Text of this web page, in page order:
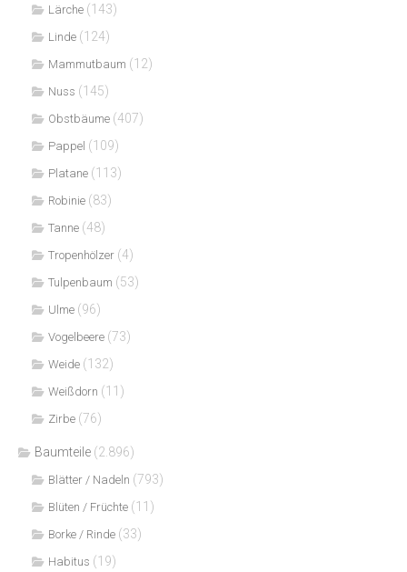
Lärche (143)
Linde (124)
Mammutbaum (12)
Nuss (145)
Obstbäume (407)
Pappel (109)
Platane (113)
Robinie (83)
Tanne (48)
Tropenhölzer (4)
Tulpenbaum (53)
Ulme (96)
Vogelbeere (73)
Weide (132)
Weißdorn (11)
Zirbe (76)
Baumteile (2.896)
Blätter / Nadeln (793)
Blüten / Früchte (11)
Borke / Rinde (33)
Habitus (19)